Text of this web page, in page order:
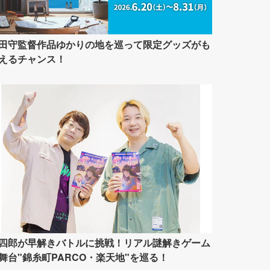
守監督作品ゆかりの地を巡って限定グッズがも
るチャンス！
郎が早解きバトルに挑戦！リアル謎解きゲーム
台"錦糸町PARCO・楽天地"を巡る！